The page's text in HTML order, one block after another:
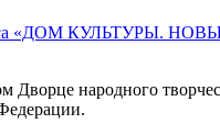
Дворце народного